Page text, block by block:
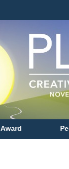
Award